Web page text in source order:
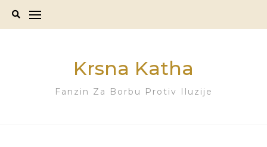
Krsna Katha
Fanzin Za Borbu Protiv Iluzije